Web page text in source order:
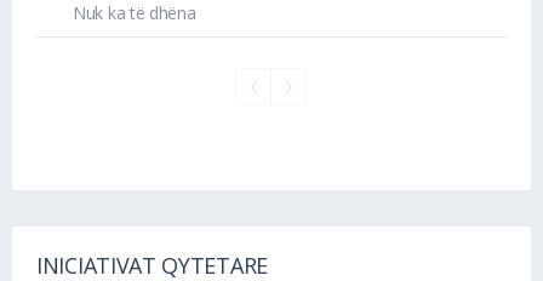
Nuk ka të dhëna
INICIATIVAT QYTETARE